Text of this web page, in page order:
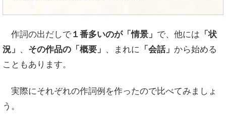
作詞の出だしで １番多いのが「情景」 で、他には 「状
況」 、 その作品の「概要」 、 まれに 「会話」 から始める
こともあります。
実際にそれぞれの作詞例を作ったので比べてみましょ
う。